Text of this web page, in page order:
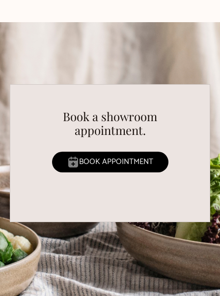
Book a showroom
appointment.
BOOK APPOINTMENT